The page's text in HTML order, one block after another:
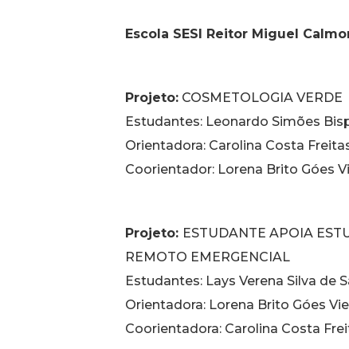
Escola SESI Reitor Miguel
Projeto: COSMETOLOGIA VERDE
Estudantes: Leonardo Simões
Orientadora: Carolina Costa
Coorientador: Lorena Brito Góes
Projeto: ESTUDANTE APOIA
REMOTO EMERGENCIAL
Estudantes: Lays Verena Silva de
Orientadora: Lorena Brito Góes
Coorientadora: Carolina Costa